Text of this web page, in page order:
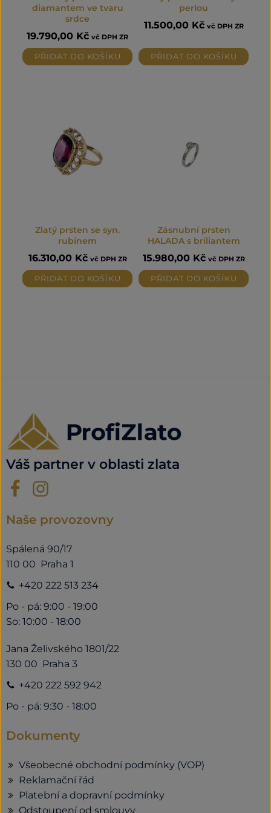
diamantem ve tvaru
srdce
19.790,00 Kč vč DPH ZR
PŘIDAT DO KOŠÍKU
perlou
11.500,00 Kč vč DPH ZR
PŘIDAT DO KOŠÍKU
Zlatý prsten se syn.
rubínem
16.310,00 Kč vč DPH ZR
PŘIDAT DO KOŠÍKU
Zásnubní prsten
HALADA s briliantem
15.980,00 Kč vč DPH ZR
PŘIDAT DO KOŠÍKU
Váš partner v oblasti zlata
Naše provozovny
Spálená 90/17
110 00 Praha 1
+420 222 513 234
Po - pá: 9:00 - 19:00
So: 10:00 - 18:00
Jana Želivského 1801/22
130 00 Praha 3
+420 222 592 942
Po - pá: 9:30 - 18:00
Dokumenty
Všeobecné obchodní podmínky (VOP)
Reklamační řád
Platební a dopravní podmínky
Odstoupení od smlouvy